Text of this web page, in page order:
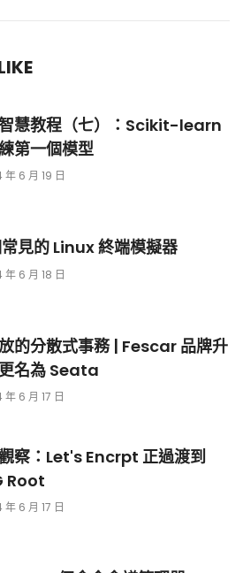
慧教程（七）：Scikit-learn
第一個模型
年 6 月 19 日
見的 Linux 終端模擬器
年 6 月 18 日
的分散式事務 | Fescar 品牌升
名為 Seata
年 6 月 17 日
察：Let's Encrpt 正過渡到
Root
年 6 月 17 日